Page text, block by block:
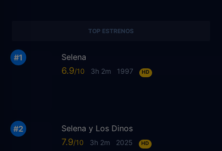
TOP ESTRENOS
Selena
6.9 3h 2m 1997 HD
Selena y Los Dinos
7.9 3h 2m 2025 HD